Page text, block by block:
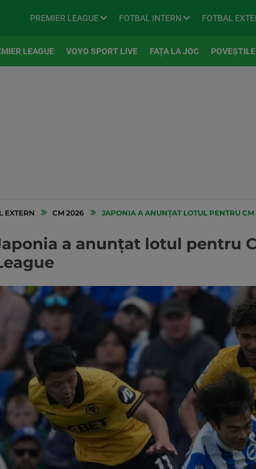
PREMIER LEAGUE FOTBAL INTERN FOTBAL
LEAGUE VOYO SPORT LIVE FAȚA LA JOC
EXTERN CM 2026 JAPONIA A ANUNȚAT LOTUL PENTRU
a anunțat lotul pentru